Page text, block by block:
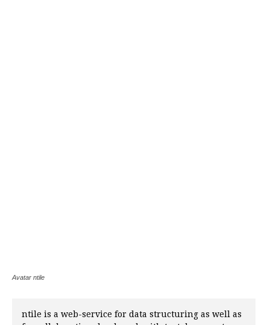
Avatar ntile
ntile is a web-service for data structuring as well as